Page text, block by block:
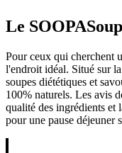
Le SOOPASoup
Pour ceux qui cherchent
l'endroit idéal. Situé sur
soupes diététiques et
100% naturels. Les avis
qualité des ingrédients et
pour une pause déjeuner